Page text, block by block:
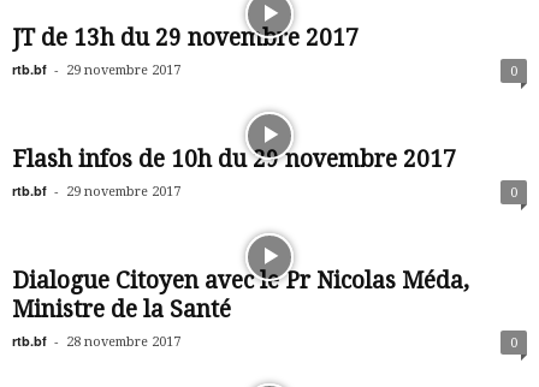
JT de 13h du 29 novembre 2017
rtb.bf - 29 novembre 2017 0
Flash infos de 10h du 29 novembre 2017
rtb.bf - 29 novembre 2017 0
Dialogue Citoyen avec le Pr Nicolas Méda,
Ministre de la Santé
rtb.bf - 28 novembre 2017 0